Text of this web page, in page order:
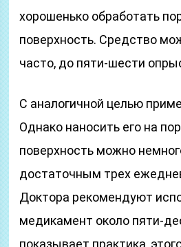
хорошенько обработать
поверхность. Средство
часто, до пяти-шести
С аналогичной целью
Однако наносить его на
поверхность можно
достаточным трех
Доктора рекомендуют
медикамент около пяти-
показывает практика,